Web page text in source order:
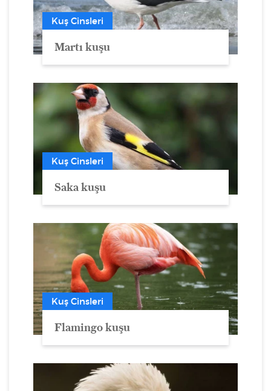
Kuş Cinsleri
Martı kuşu
Kuş Cinsleri
Saka kuşu
Kuş Cinsleri
Flamingo kuşu